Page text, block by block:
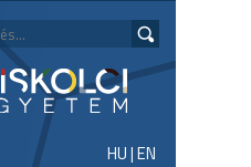
HU|EN